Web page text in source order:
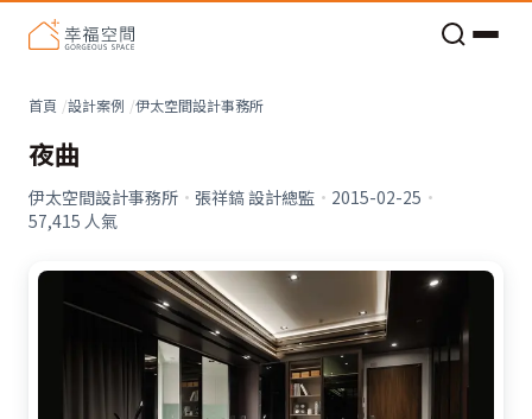
首頁 設計案例 伊太空間設計事務所
夜曲
伊太空間設計事務所 · 張祥鎬 設計總監 · 2015-02-25 ·
57,415 人氣